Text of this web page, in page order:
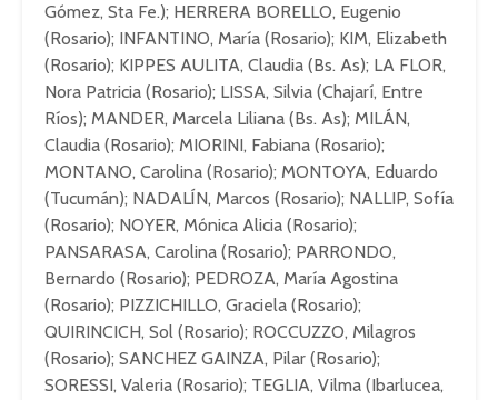
Gómez, Sta Fe.); HERRERA BORELLO, Eugenio
(Rosario); INFANTINO, María (Rosario); KIM, Elizabeth
(Rosario); KIPPES AULITA, Claudia (Bs. As); LA FLOR,
Nora Patricia (Rosario); LISSA, Silvia (Chajarí, Entre
Ríos); MANDER, Marcela Liliana (Bs. As); MILÁN,
Claudia (Rosario); MIORINI, Fabiana (Rosario);
MONTANO, Carolina (Rosario); MONTOYA, Eduardo
(Tucumán); NADALÍN, Marcos (Rosario); NALLIP, Sofía
(Rosario); NOYER, Mónica Alicia (Rosario);
PANSARASA, Carolina (Rosario); PARRONDO,
Bernardo (Rosario); PEDROZA, María Agostina
(Rosario); PIZZICHILLO, Graciela (Rosario);
QUIRINCICH, Sol (Rosario); ROCCUZZO, Milagros
(Rosario); SANCHEZ GAINZA, Pilar (Rosario);
SORESSI, Valeria (Rosario); TEGLIA, Vilma (Ibarlucea,